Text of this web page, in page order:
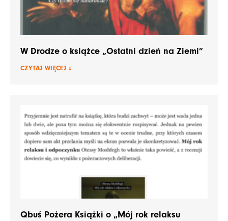
W Drodze o książce „Ostatni dzień na Ziemi”
CZYTAJ WIĘCEJ »
Qbuś Pożera Książki o „Mój rok relaksu